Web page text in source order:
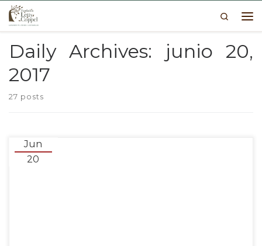
Skip to content
Search
Daily Archives: junio 20,
2017
27 posts
Jun
20